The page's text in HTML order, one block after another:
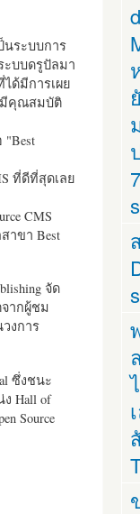
นระบบการ
ะบบดรูปัลมา
ด้มีการเผย
มีคุณสมบัติ
"Best
ที่ดีที่สุดเลย
CMS
าขา Best
จัด
ากผู้ชม
งการ
ซึ่งชนะ
Hall of
Source